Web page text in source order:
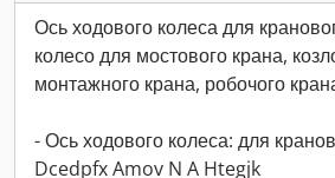
Ось ходового колеса для
колесо для мостового крана,
монтажного крана, робочого
- Ось ходового колеса: для
Dcedpfx Amov N A Htegjk